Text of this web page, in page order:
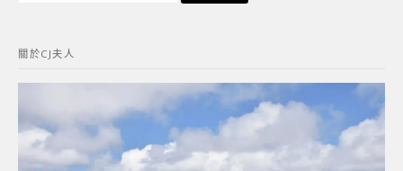
字:
關於CJ夫人